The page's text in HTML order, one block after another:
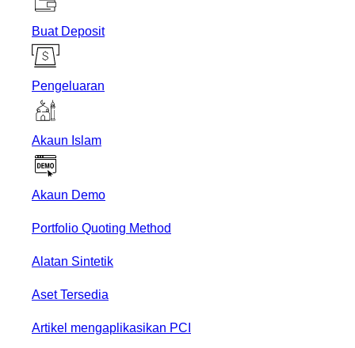
Buat Deposit
Pengeluaran
Akaun Islam
Akaun Demo
Portfolio Quoting Method
Alatan Sintetik
Aset Tersedia
Artikel mengaplikasikan PCI